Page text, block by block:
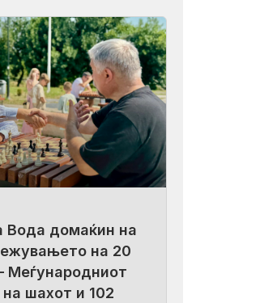
Вода домаќин на
на 20
Меѓународниот
шахот и 102